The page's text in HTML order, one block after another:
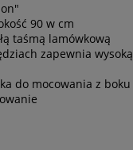
90 w cm
taśmą lamówkową
zapewnia wysoką
do mocowania z boku